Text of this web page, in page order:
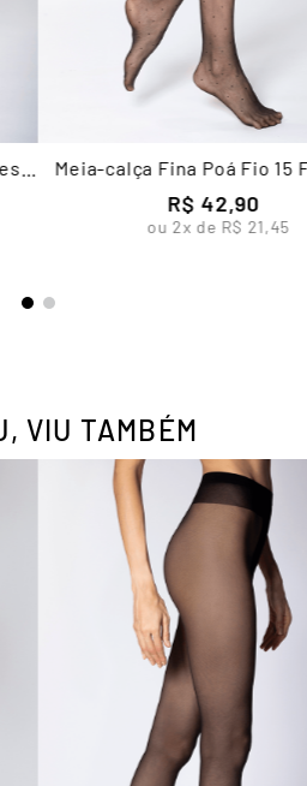
Meia-calça Fina Poá Fio 15
Lupo
R$ 42,90
ou 2x de R$ 21,45
VIU TAMBÉM